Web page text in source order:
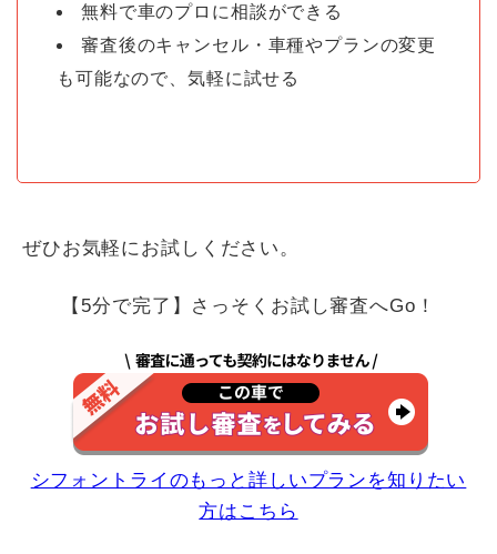
無料で車のプロに相談ができる
審査後のキャンセル・車種やプランの変更
も可能なので、気軽に試せる
ぜひお気軽にお試しください。
【5分で完了】さっそくお試し審査へGo！
シフォントライのもっと詳しいプランを知りたい
方はこちら